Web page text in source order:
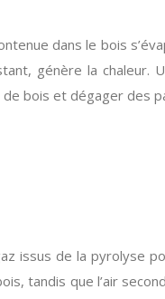
dans le bois
génère la
bois et dégager des
issus de la pyrolyse
tandis que l’air